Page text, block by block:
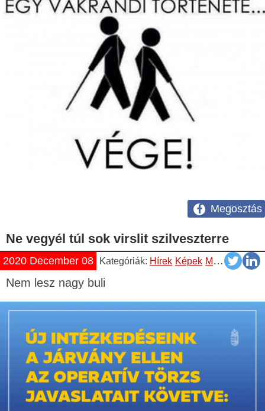
Megosztás
Ne vegyél túl sok virslit szilveszterre
2020 December 08 Kategóriák: Hírek Képek Magyar
Nem lesz nagy buli